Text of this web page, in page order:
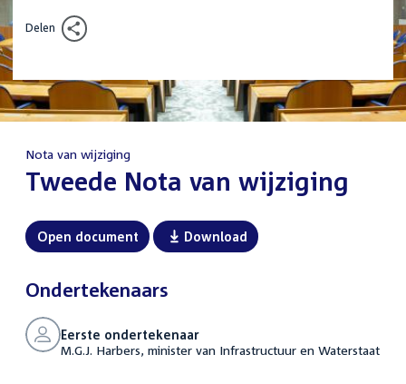
Delen
Nota van wijziging
:Tweede Nota van wijziging
Open document Download
Ondertekenaars
Eerste ondertekenaar
M.G.J. Harbers, minister van Infrastructuur en Waterstaat